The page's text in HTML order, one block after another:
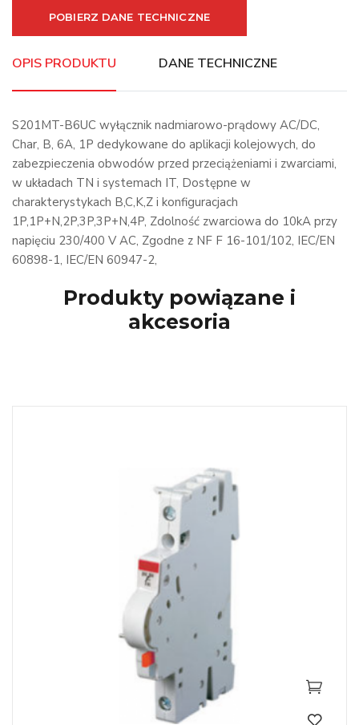
POBIERZ DANE TECHNICZNE
OPIS PRODUKTU DANE TECHNICZNE
S201MT-B6UC wyłącznik nadmiarowo-prądowy AC/DC,
Char, B, 6A, 1P dedykowane do aplikacji kolejowych, do
zabezpieczenia obwodów przed przeciążeniami i zwarciami,
w układach TN i systemach IT, Dostępne w
charakterystykach B,C,K,Z i konfiguracjach
1P,1P+N,2P,3P,3P+N,4P, Zdolność zwarciowa do 10kA przy
napięciu 230/400 V AC, Zgodne z NF F 16-101/102, IEC/EN
60898-1, IEC/EN 60947-2,
Produkty powiązane i
akcesoria